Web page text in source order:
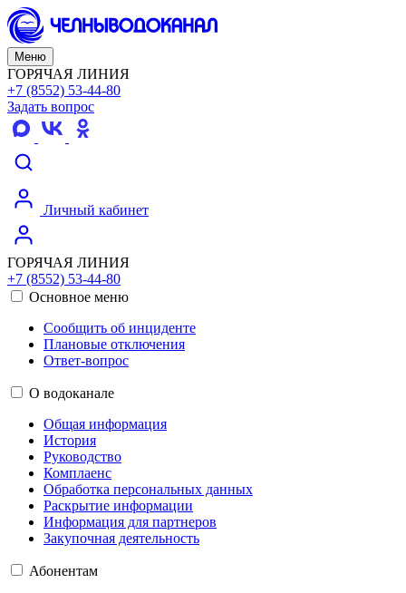
Меню
ГОРЯЧАЯ ЛИНИЯ
+7 (8552) 53-44-80
Задать вопрос
Личный кабинет
ГОРЯЧАЯ ЛИНИЯ
+7 (8552) 53-44-80
Основное меню
Сообщить об инциденте
Плановые отключения
Ответ-вопрос
О водоканале
Общая информация
История
Руководство
Комплаенс
Обработка персональных данных
Раскрытие информации
Информация для партнеров
Закупочная деятельность
Абонентам